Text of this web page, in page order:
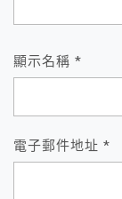
顯示名稱 *
電子郵件地址 *